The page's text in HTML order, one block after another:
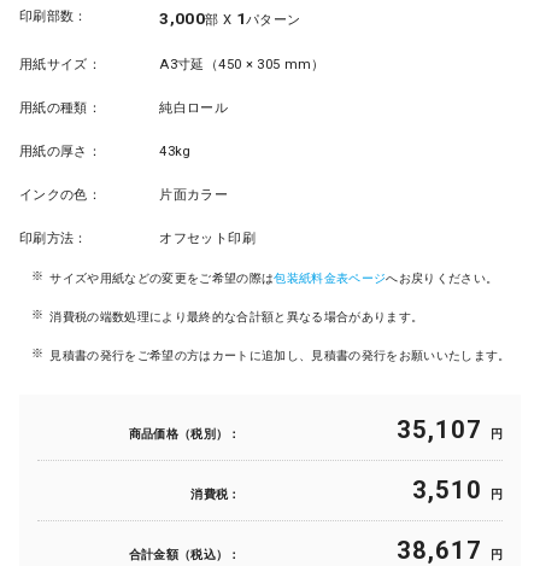
印刷部数： 3,000部 X 1パターン
用紙サイズ： A3寸延（450 × 305 mm）
用紙の種類： 純白ロール
用紙の厚さ： 43kg
インクの色： 片面カラー
印刷方法： オフセット印刷
サイズや用紙などの変更をご希望の際は包装紙料金表ページへお戻りください。
消費税の端数処理により最終的な合計額と異なる場合があります。
見積書の発行をご希望の方はカートに追加し、見積書の発行をお願いいたします。
商品価格（税別）： 35,107 円
消費税： 3,510 円
合計金額（税込）： 38,617 円